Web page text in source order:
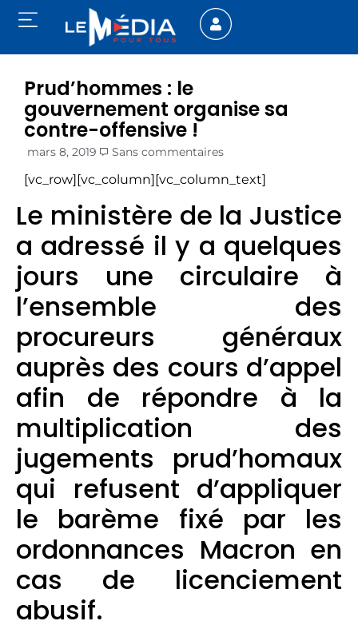
Prud’hommes : le
gouvernement organise sa
contre-offensive !
mars 8, 2019 Sans commentaires
[vc_row][vc_column][vc_column_text]
Le ministère de la Justice
a adressé il y a quelques
jours une circulaire à
l’ensemble des
procureurs généraux
auprès des cours d’appel
afin de répondre à la
multiplication des
jugements prud’homaux
qui refusent d’appliquer
le barème fixé par les
ordonnances Macron en
cas de licenciement
abusif.